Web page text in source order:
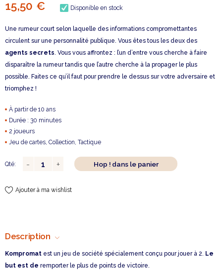
15,50 € Disponible en stock
Une rumeur court selon laquelle des informations compromettantes
circulent sur une personnalité publique. Vous êtes tous les deux des
agents secrets. Vous vous affrontez : l’un d’entre vous cherche à faire
disparaître la rumeur tandis que l’autre cherche à la propager le plus
possible. Faites ce qu’il faut pour prendre le dessus sur votre adversaire et
triomphez !
À partir de 10 ans
Durée : 30 minutes
2 joueurs
Jeu de cartes, Collection, Tactique
Qté: Hop ! dans le panier
Ajouter à ma wishlist
Description
Kompromat est un jeu de société spécialement conçu pour jouer à 2. Le
but est de remporter le plus de points de victoire.